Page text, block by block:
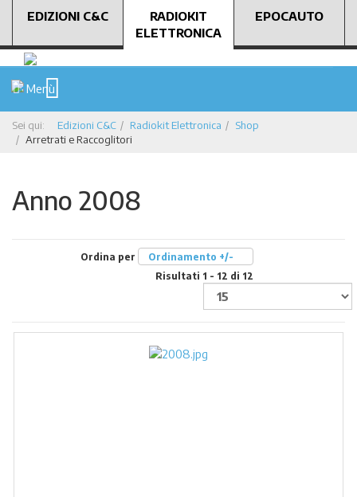
EDIZIONI C&C
RADIOKIT
ELETTRONICA
EPOCAUTO
Menù
Sei qui: Edizioni C&C Radiokit Elettronica
Shop
Arretrati e Raccoglitori
Anno 2008
Ordina per
Ordinamento +/-
Risultati 1 - 12 di 12